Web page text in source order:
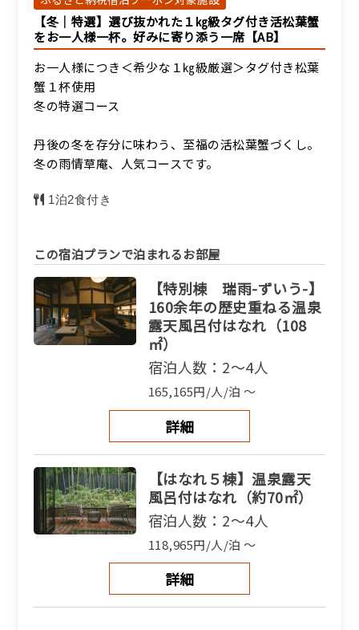
【冬｜特選】選び抜かれた１㎏級タグ付き活松葉蟹
をお一人様一杯。好みに寄り添う一席【AB】
お一人様につき＜希少な１㎏級厳選＞タグ付き松葉
蟹１杯使用
冬の特選コース
丹後の冬を存分に味わう、至福の活松葉蟹づくし。
冬の雨情草庵、人気コースです。
1泊2食付き
この宿泊プランで泊まれるお部屋
【特別棟 瑞雨-ずいう-】
160余年の歴史重ねる温泉
露天風呂付はなれ（108
㎡）
宿泊人数：2～4人
165,165円/人/泊 ～
詳細
【はなれ５棟】温泉露天
風呂付はなれ（約70㎡）
宿泊人数：2～4人
118,965円/人/泊 ～
詳細